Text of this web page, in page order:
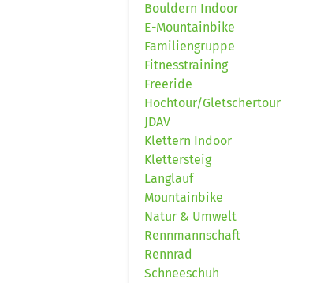
Bouldern Indoor
E-Mountainbike
Familiengruppe
Fitnesstraining
Freeride
Hochtour/Gletschertour
JDAV
Klettern Indoor
Klettersteig
Langlauf
Mountainbike
Natur & Umwelt
Rennmannschaft
Rennrad
Schneeschuh